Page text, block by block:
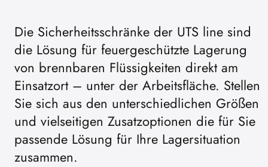
Die Sicherheitsschränke der UTS line sind
die Lösung für feuergeschützte Lagerung
von brennbaren Flüssigkeiten direkt am
Einsatzort – unter der Arbeitsfläche. Stellen
Sie sich aus den unterschiedlichen Größen
und vielseitigen Zusatzoptionen die für Sie
passende Lösung für Ihre Lagersituation
zusammen.